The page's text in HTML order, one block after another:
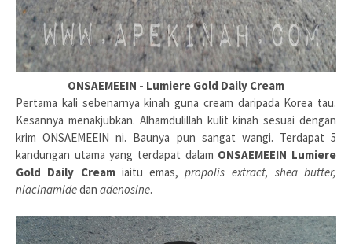
ONSAEMEEIN - Lumiere Gold Daily Cream
Pertama kali sebenarnya kinah guna cream daripada Korea tau.
Kesannya menakjubkan. Alhamdulillah kulit kinah sesuai dengan
krim ONSAEMEEIN ni. Baunya pun sangat wangi. Terdapat 5
kandungan utama yang terdapat dalam ONSAEMEEIN Lumiere
Gold Daily Creamiaitu emas,propolis extract, shea butter,
niacinamidedan adenosine.